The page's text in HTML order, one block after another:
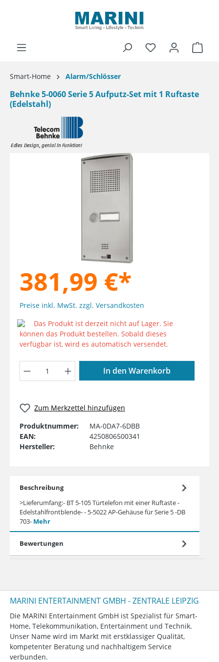
Smart-Home Alarm/Schlösser
Behnke 5-0060 Serie 5 Aufputz-Set mit 1 Ruftaste
(Edelstahl)
Bildergalerie überspringen
381,99 €*
Preise inkl. MwSt. zzgl. Versandkosten
Das Produkt ist derzeit nicht auf Lager. Sie
können das Produkt bestellen. Sobald dieses
verfügbar ist, wird es automatisch versendet.
Produkt Anzahl: Gib den
In den Warenkorb
Zum Merkzettel hinzufügen
Produktnummer:
MA-0DA7-6DBB
EAN:
4250806500341
Hersteller:
Behnke
Beschreibung
>Lieferumfang:- BT 5-105 Türtelefon mit einer Ruftaste -
Edelstahlfrontblende- - 5-5022 AP-Gehäuse für Serie 5 -DB
703- Mehr
Bewertungen
MARINI ENTERTAINMENT GMBH - ZENTRALE LEIPZIG
Die MARINI Entertainment GmbH ist Spezialist für Smart-
Home, Telekommunikation, Entertainment und Technik.
Unser Name wird im Markt mit erstklassiger Qualität,
kompetenter Beratung und nachhaltigem Service
verbunden.